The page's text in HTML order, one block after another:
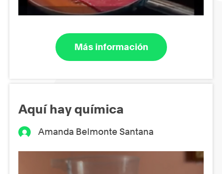
Más información
Aquí hay química
Amanda Belmonte Santana